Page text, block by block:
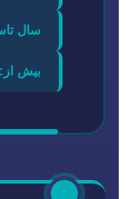
سال
بیش از: